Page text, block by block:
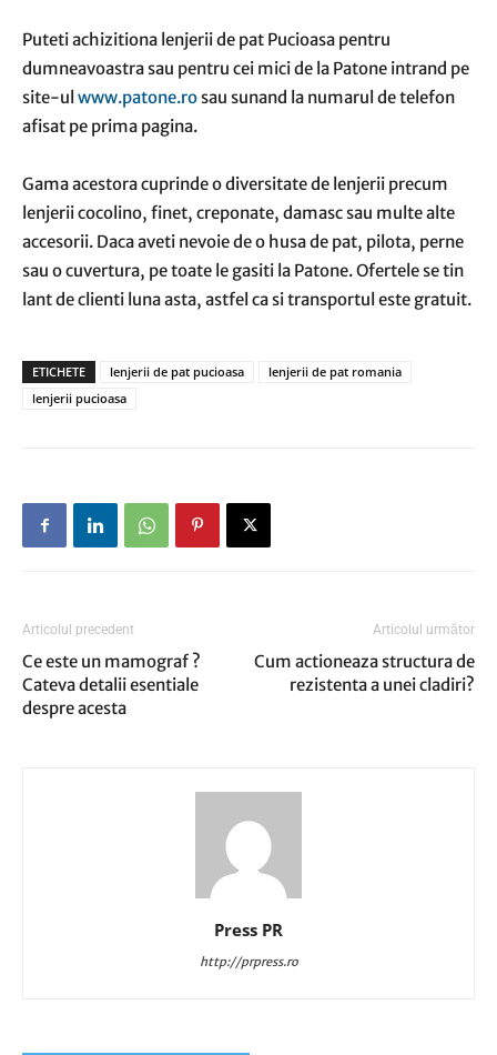
Puteti achizitiona lenjerii de pat Pucioasa pentru
dumneavoastra sau pentru cei mici de la Patone intrand pe
site-ul www.patone.rosau sunand la numarul de telefon
afisat pe prima pagina.
Gama acestora cuprinde o diversitate de lenjerii precum
lenjerii cocolino, finet, creponate, damasc sau multe alte
accesorii. Daca aveti nevoie de o husa de pat, pilota, perne
sau o cuvertura, pe toate le gasiti la Patone. Ofertele se tin
lant de clienti luna asta, astfel ca si transportul este gratuit.
ETICHETE lenjerii de pat pucioasa
lenjerii de pat romania
lenjerii pucioasa
Articolul precedent
Ce este un mamograf ?
Cateva detalii esentiale
despre acesta
Articolul următor
Cum actioneaza structura de
rezistenta a unei cladiri?
Press PR
http://prpress.ro